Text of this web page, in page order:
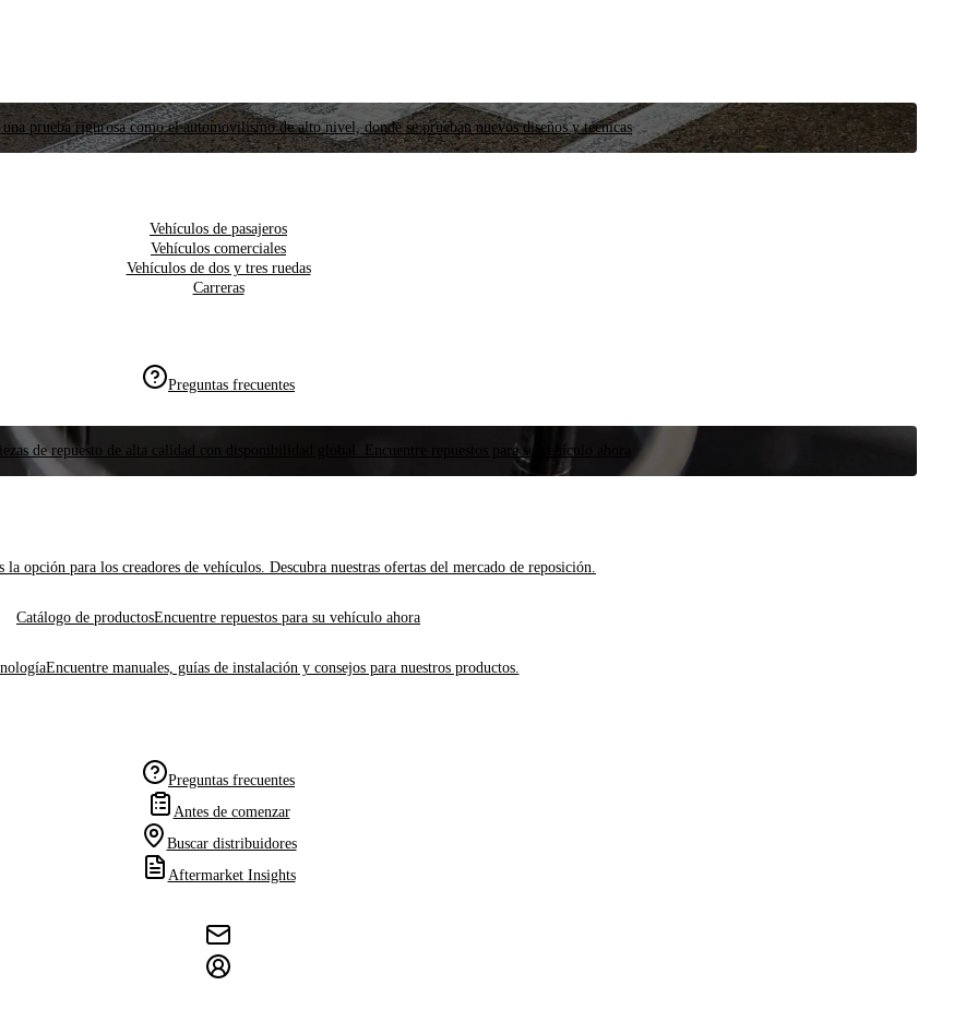
prueba rigurosa como el automovilismo de alto nivel, donde se prueban nuevos diseños y técnicas
Vehículos de pasajeros
Vehículos comerciales
Vehículos de dos y tres ruedas
Carreras
Preguntas frecuentes
de repuesto de alta calidad con disponibilidad global. Encuentre repuestos para su vehículo ahora
la opción para los creadores de vehículos. Descubra nuestras ofertas del mercado de reposición.
Catálogo de productosEncuentre repuestos para su vehículo ahora
Encuentre manuales, guías de instalación y consejos para nuestros productos.
Preguntas frecuentes
Antes de comenzar
Buscar distribuidores
Aftermarket Insights